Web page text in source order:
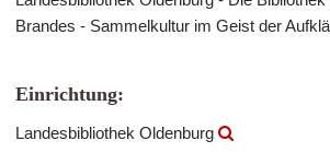
Brandes - Sammelkultur im Geist der
Einrichtung:
Landesbibliothek Oldenburg